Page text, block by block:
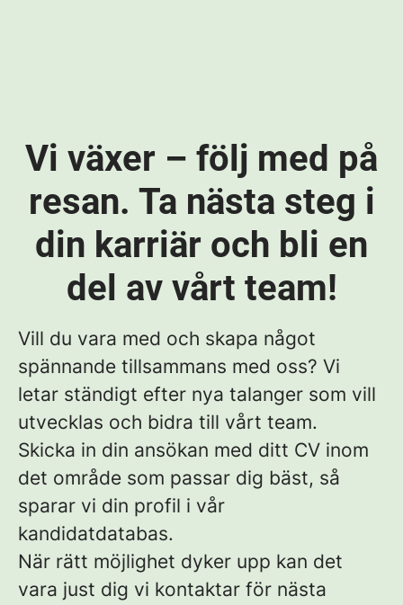
Vi växer – följ med på
resan. Ta nästa steg i
din karriär och bli en
del av vårt team!
Vill du vara med och skapa något
spännande tillsammans med oss? Vi
letar ständigt efter nya talanger som vill
utvecklas och bidra till vårt team.
Skicka in din ansökan med ditt CV inom
det område som passar dig bäst, så
sparar vi din profil i vår
kandidatdatabas.
När rätt möjlighet dyker upp kan det
vara just dig vi kontaktar för nästa